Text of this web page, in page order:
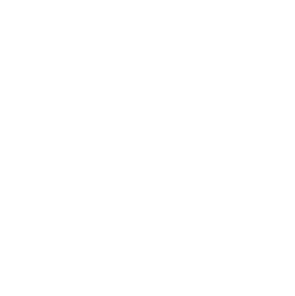
危机，
铭夕（何洛洛 饰）的成长印记与深深联
展所长创办旅行社。他们以当地的特色